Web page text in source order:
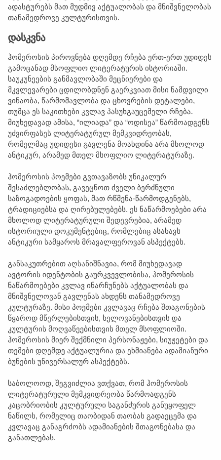
ადასტურებს მათ მუდმივ აქტუალობას და მნიშვნელობას
თანამედროვე კულტურისთვის.
დასკვნა
ჰომეროსის პიროვნება დღემდე რჩება ერთ-ერთ უდიდეს
გამოცანად მსოფლიო ლიტერატურის ისტორიაში.
საუკუნეების განმავლობაში მეცნიერები და
მკვლევარები ცდილობდნენ გაერკვიათ მისი ნამდვილი
ვინაობა, წარმომავლობა და ცხოვრების დეტალები,
თუმცა ეს საკითხები კვლავ პასუხგაუცემელი რჩება.
მიუხედავად ამისა, “ილიადა” და “ოდისეა” წარმოადგენს
უძვირფასეს ლიტერატურულ მემკვიდრეობას,
რომელმაც უდიდესი გავლენა მოახდინა არა მხოლოდ
ანტიკურ, არამედ მთელ მსოფლიო ლიტერატურაზე.
ჰომეროსის პოემები გვთავაზობს უნიკალურ
შესაძლებლობას, გავეცნოთ ძველი ბერძნული
საზოგადოების ყოფას, მათ რწმენა-წარმოდგენებს,
ტრადიციებსა და ღირებულებებს. ეს ნაწარმოებები არა
მხოლოდ ლიტერატურული შედევრებია, არამედ
ისტორიული დოკუმენტებიც, რომლებიც ასახავს
ანტიკური სამყაროს მრავალფეროვან ასპექტებს.
განსაკუთრებით აღსანიშნავია, რომ მიუხედავად
ავტორის იდენტობის გაურკვევლობისა, ჰომეროსის
ნაწარმოებები კვლავ ინარჩუნებს აქტუალობას და
მნიშვნელოვან გავლენას ახდენს თანამედროვე
კულტურაზე. მისი პოემები კვლავაც რჩება შთაგონების
წყაროდ მწერლებისთვის, ხელოვანებისთვის და
კულტურის მოღვაწეებისთვის მთელ მსოფლიოში.
ჰომეროსის მიერ შექმნილი პერსონაჟები, სიუჟეტები და
თემები დღემდე აქტუალურია და ეხმიანება ადამიანური
ბუნების უნივერსალურ ასპექტებს.
საბოლოოდ, შეგვიძლია ვთქვათ, რომ ჰომეროსის
ლიტერატურული მემკვიდრეობა წარმოადგენს
კაცობრიობის კულტურული საგანძურის განუყოფელ
ნაწილს, რომელიც თაობიდან თაობას გადაეცემა და
კვლავაც განაგრძობს ადამიანების შთაგონებასა და
განათლებას.